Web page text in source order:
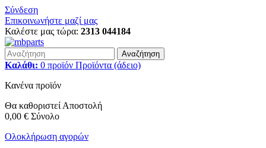
Σύνδεση
Επικοινωνήστε μαζί μας
Καλέστε μας τώρα: 2313 044184
Αναζήτηση
Καλάθι: 0 προϊόν Προϊόντα (άδειο)
Κανένα προϊόν
Θα καθοριστεί Αποστολή
0,00 € Σύνολο
Ολοκλήρωση αγορών